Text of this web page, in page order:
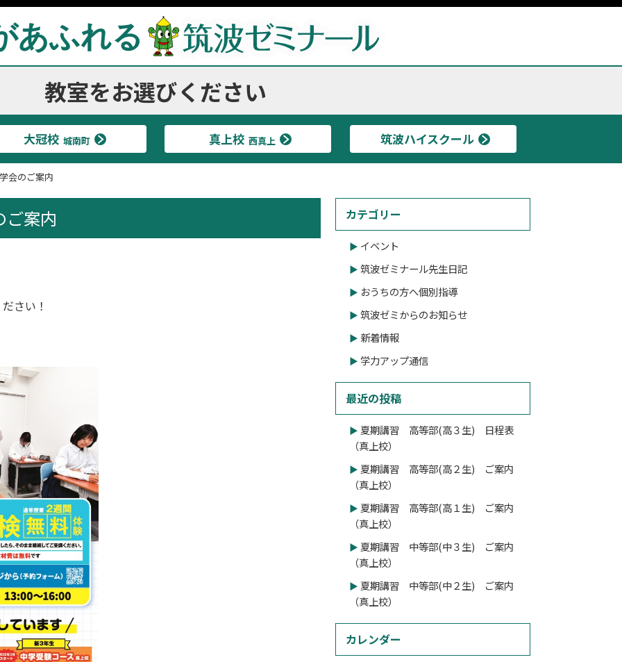
あふれる
教室をお選びください
大冠校 城南町 真上校 西真上 筑波ハイスクール
会のご案内
ご案内
さい！
カテゴリー
イベント
筑波ゼミナール先生日記
おうちの方へ個別指導
筑波ゼミからのお知らせ
新着情報
学力アップ通信
最近の投稿
夏期講習 高等部(高３生) 日程表
（真上校）
夏期講習 高等部(高２生) ご案内
（真上校）
夏期講習 高等部(高１生) ご案内
（真上校）
夏期講習 中等部(中３生) ご案内
（真上校）
夏期講習 中等部(中２生) ご案内
（真上校）
カレンダー